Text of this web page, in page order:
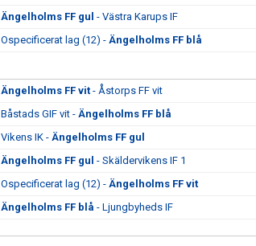
Ängelholms FF gul - Västra Karups IF
Ospecificerat lag (12) - Ängelholms FF blå
Ängelholms FF vit - Åstorps FF vit
Båstads GIF vit - Ängelholms FF blå
Vikens IK - Ängelholms FF gul
Ängelholms FF gul - Skäldervikens IF 1
Ospecificerat lag (12) - Ängelholms FF vit
Ängelholms FF blå - Ljungbyheds IF